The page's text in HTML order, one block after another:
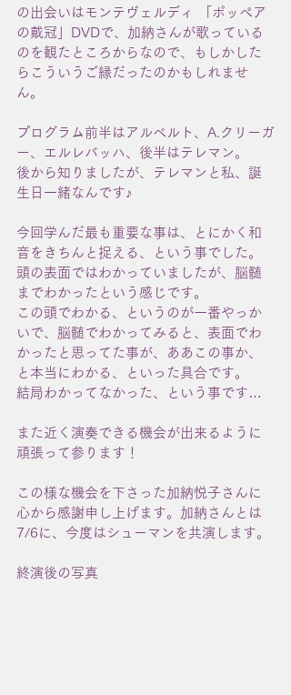
の出会いはモンテヴェルディ 「ポッペア
の戴冠」DVDで、加納さんが歌っている
のを観たところからなので、もしかした
らこういうご縁だったのかもしれませ
ん。
プログラム前半はアルベルト、A.クリーガ
ー、エルレバッハ、後半はテレマン。
後から知りましたが、テレマンと私、誕
生日一緒なんです♪
今回学んだ最も重要な事は、とにかく和
音をきちんと捉える、という事でした。
頭の表面ではわかっていましたが、脳髄
までわかったという感じです。
この頭でわかる、というのが一番やっか
いで、脳髄でわかってみると、表面でわ
かったと思ってた事が、ああこの事か、
と本当にわかる、といった具合です。
結局わかってなかった、という事です…
また近く演奏できる機会が出来るように
頑張って参ります！
この様な機会を下さった加納悦子さんに
心から感謝申し上げます。加納さんとは
7/6に、今度はシューマンを共演します。
終演後の写真